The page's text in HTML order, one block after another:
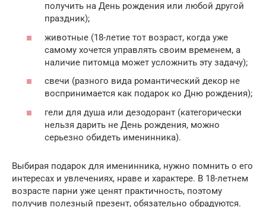
получить на День рождения или любой другой
праздник);
животные (18-летие тот возраст, когда уже
самому хочется управлять своим временем, а
наличие питомца может усложнить эту задачу);
свечи (разного вида романтический декор не
воспринимается как подарок ко Дню рождения);
гели для душа или дезодорант (категорически
нельзя дарить не День рождения, можно
серьезно обидеть именинника).
Выбирая подарок для именинника, нужно помнить о его
интересах и увлечениях, нраве и характере. В 18-летнем
возрасте парни уже ценят практичность, поэтому
получив полезный презент, обязательно обрадуются.